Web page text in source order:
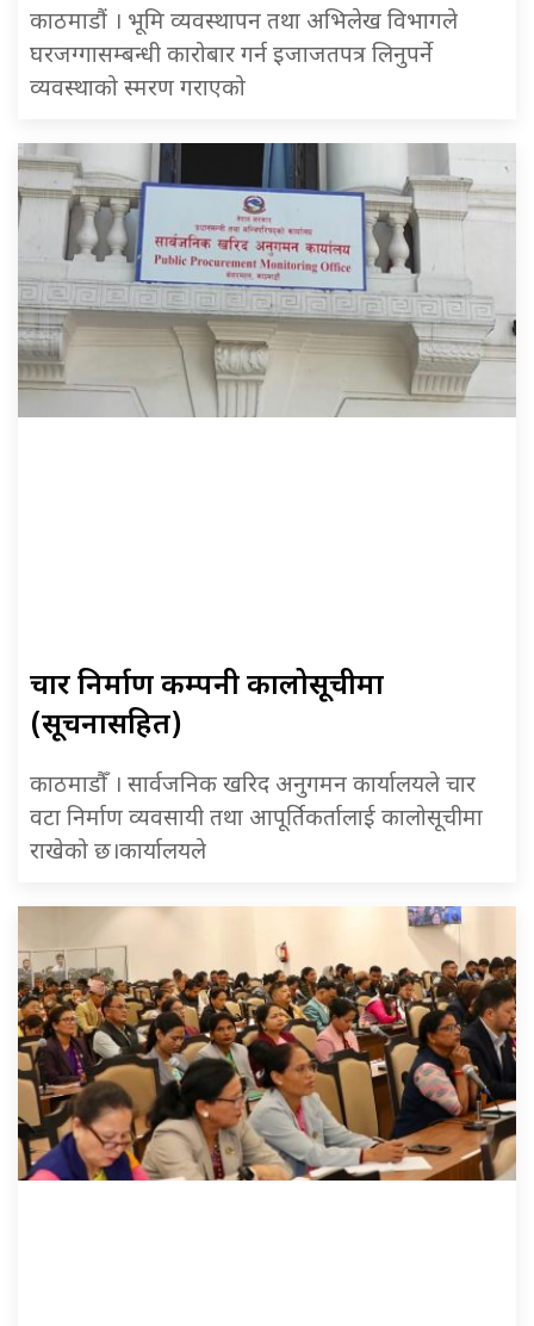
काठमाडौं । भूमि व्यवस्थापन तथा अभिलेख विभागले
घरजग्गासम्बन्धी कारोबार गर्न इजाजतपत्र लिनुपर्ने
व्यवस्थाको स्मरण गराएको
चार निर्माण कम्पनी कालोसूचीमा
(सूचनासहित)
काठमाडौँ । सार्वजनिक खरिद अनुगमन कार्यालयले चार
वटा निर्माण व्यवसायी तथा आपूर्तिकर्तालाई कालोसूचीमा
राखेको छ।कार्यालयले